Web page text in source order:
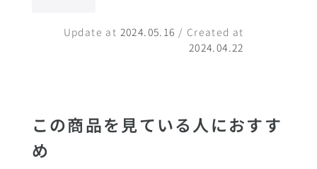
Update at 2024.05.16 / Created at
2024.04.22
この商品を見ている人におすす
め